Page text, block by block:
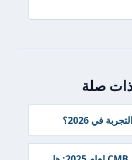
صلة